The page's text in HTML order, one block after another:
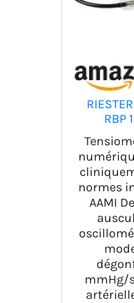
RBP
normes
AAMI
mmHg/